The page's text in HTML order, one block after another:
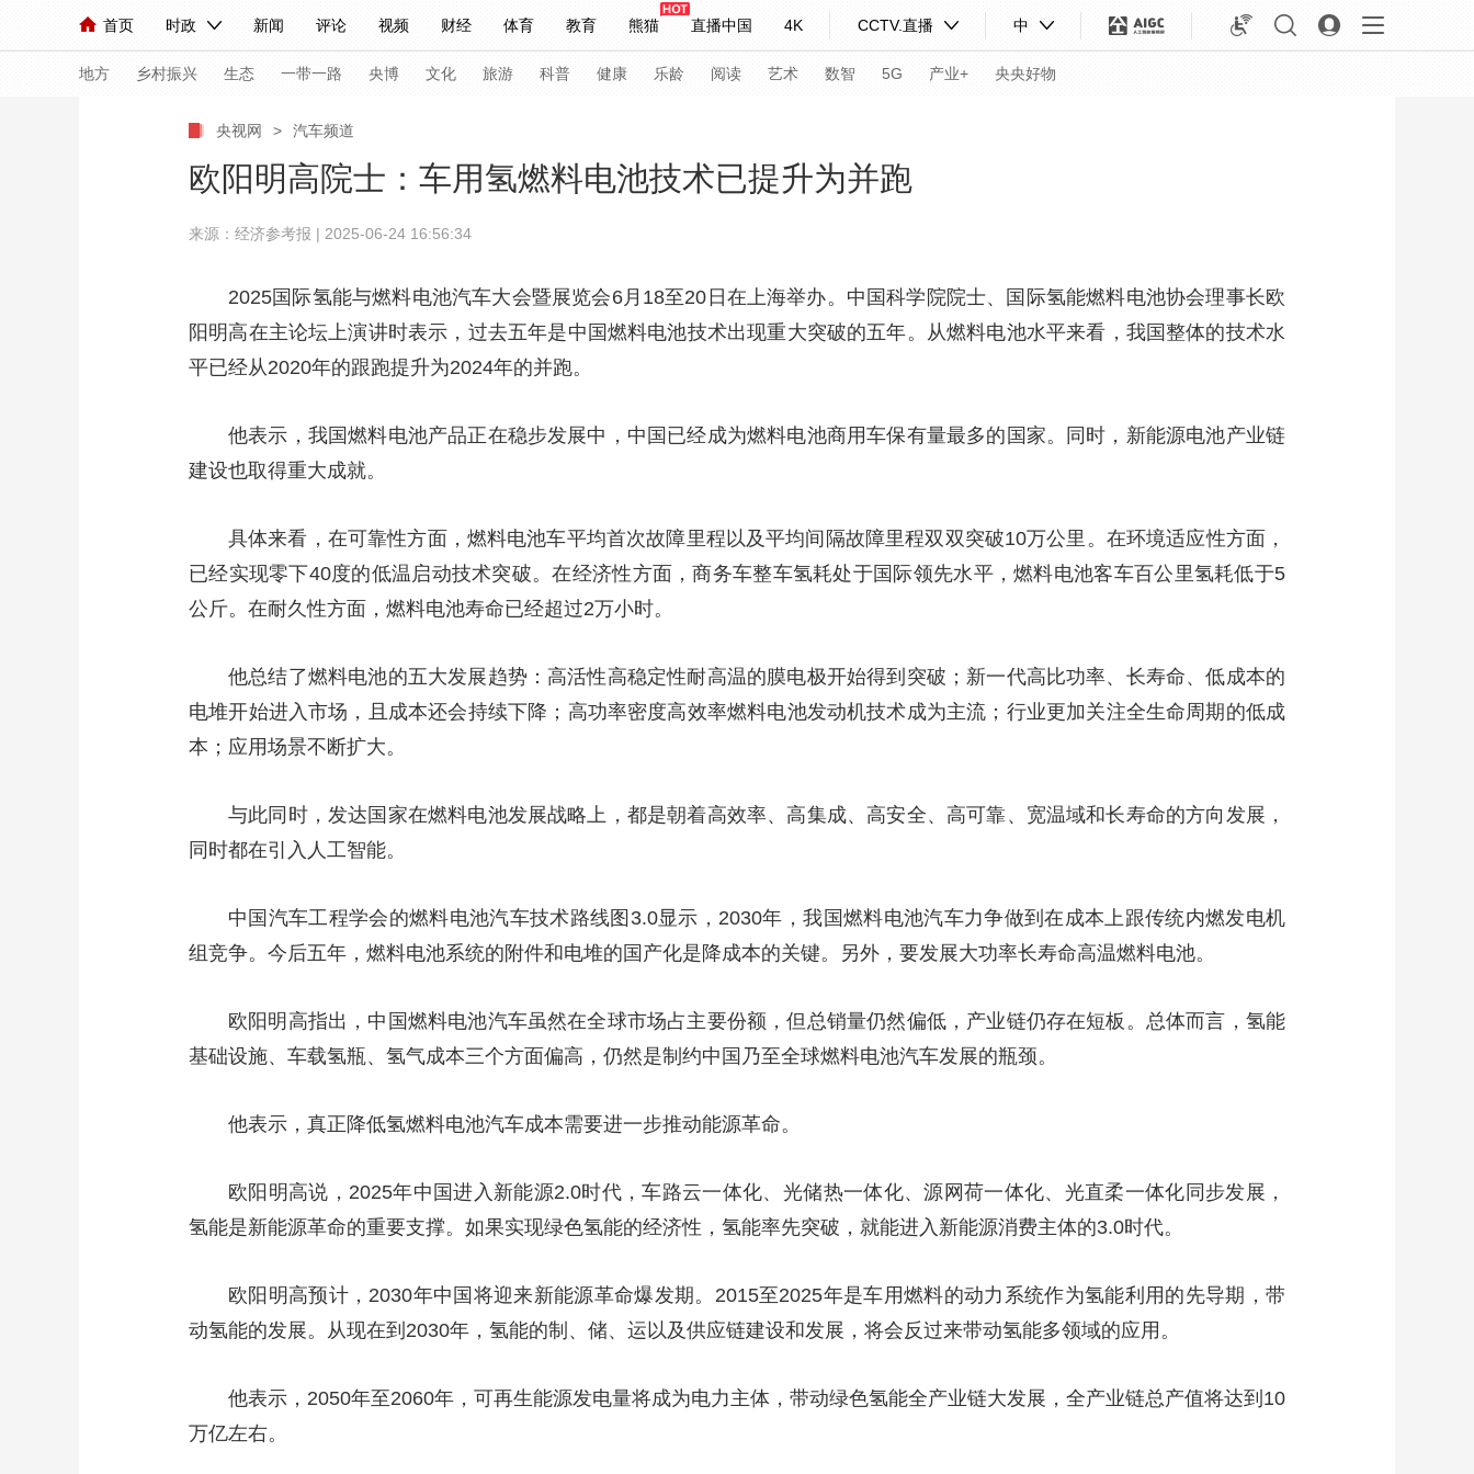
首页 时政 新闻 评论 视频 财经 体育 教育 熊猫 直播中国 4K CCTV.直播 中
人民领袖习近平 联播+ 中国领导人 央视快评 习式妙语 热解读 天天学习
直播 栏目大全 节目单 听音 微视频 主持人 下载央视影音
海外频道 iPanda English Монгол
地方 乡村振兴 生态 一带一路 央博 文化 旅游 科普 健康 乐龄 阅读 艺术 数智 5G 产业+ 央央好物
人民领袖习近平 联播+ 热解读 天天学习 习式妙语 央视快评 央视网评 光华锐评 锋面
小央视频 小央直播 直播中国 熊猫频道 VR/AR 4K专区 全景新闻
前线 比划 快看 蓝海中国 新兵请入列 人生第一次
竞猜 2026年世界杯 2026年冬奥会 CBA NBA 中超 国足 国际足球 网球 综合体育 亚冬会
CCTV奥林匹克频道
乡村振兴 生态环境 一带一路 央博 非遗 文化 旅游 科普 健康 阅读 数智 5G
大国展会 大国保险 云顶对话 云起 超级工厂 智敬中国 全民健康 颜选攻略 海洋 时尚 天气 才艺 网展 央央好物
CCTV.节目官网 直播 节目单 栏目 片库 热播榜 总台企业白名单
央视网 > 汽车频道
欧阳明高院士：车用氢燃料电池技术已提升为并跑
来源：经济参考报 | 2025-06-24 16:56:34
2025国际氢能与燃料电池汽车大会暨展览会6月18至20日在上海举办。中国科学院院士、国际氢能燃料电池协会理事长欧
阳明高在主论坛上演讲时表示，过去五年是中国燃料电池技术出现重大突破的五年。从燃料电池水平来看，我国整体的技术水
平已经从2020年的跟跑提升为2024年的并跑。
他表示，我国燃料电池产品正在稳步发展中，中国已经成为燃料电池商用车保有量最多的国家。同时，新能源电池产业链
建设也取得重大成就。
具体来看，在可靠性方面，燃料电池车平均首次故障里程以及平均间隔故障里程双双突破10万公里。在环境适应性方面，
已经实现零下40度的低温启动技术突破。在经济性方面，商务车整车氢耗处于国际领先水平，燃料电池客车百公里氢耗低于5
公斤。在耐久性方面，燃料电池寿命已经超过2万小时。
他总结了燃料电池的五大发展趋势：高活性高稳定性耐高温的膜电极开始得到突破；新一代高比功率、长寿命、低成本的
电堆开始进入市场，且成本还会持续下降；高功率密度高效率燃料电池发动机技术成为主流；行业更加关注全生命周期的低成
本；应用场景不断扩大。
与此同时，发达国家在燃料电池发展战略上，都是朝着高效率、高集成、高安全、高可靠、宽温域和长寿命的方向发展，
同时都在引入人工智能。
中国汽车工程学会的燃料电池汽车技术路线图3.0显示，2030年，我国燃料电池汽车力争做到在成本上跟传统内燃发电机
组竞争。今后五年，燃料电池系统的附件和电堆的国产化是降成本的关键。另外，要发展大功率长寿命高温燃料电池。
欧阳明高指出，中国燃料电池汽车虽然在全球市场占主要份额，但总销量仍然偏低，产业链仍存在短板。总体而言，氢能
基础设施、车载氢瓶、氢气成本三个方面偏高，仍然是制约中国乃至全球燃料电池汽车发展的瓶颈。
他表示，真正降低氢燃料电池汽车成本需要进一步推动能源革命。
欧阳明高说，2025年中国进入新能源2.0时代，车路云一体化、光储热一体化、源网荷一体化、光直柔一体化同步发展，
氢能是新能源革命的重要支撑。如果实现绿色氢能的经济性，氢能率先突破，就能进入新能源消费主体的3.0时代。
欧阳明高预计，2030年中国将迎来新能源革命爆发期。2015至2025年是车用燃料的动力系统作为氢能利用的先导期，带
动氢能的发展。从现在到2030年，氢能的制、储、运以及供应链建设和发展，将会反过来带动氢能多领域的应用。
他表示，2050年至2060年，可再生能源发电量将成为电力主体，带动绿色氢能全产业链大发展，全产业链总产值将达到10
万亿左右。